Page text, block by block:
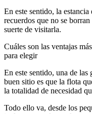
En este sentido, la
recuerdos que no se
suerte de visitarla.
Cuáles son las ventajas
para elegir
En este sentido, una de las
buen sitio es que la flota
la totalidad de necesidad
Todo ello va, desde los